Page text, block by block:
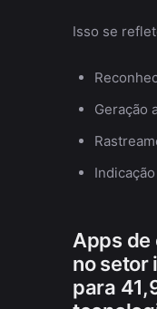
Isso se
Geração
Apps de
no setor
para